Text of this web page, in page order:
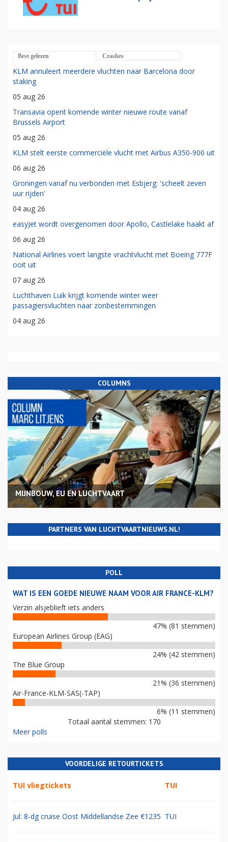
Best gelezen Crashes
KLM annuleert meerdere vluchten naar Barcelona door
staking
05 aug 26
Transavia opent komende winter nieuwe route vanaf
Brussels Airport
05 aug 26
KLM stelt eerste commerciële vlucht met Airbus A350-900 uit
06 aug 26
Groningen vanaf nu verbonden met Esbjerg: 'scheelt zeven
uur rijden'
04 aug 26
easyJet wordt overgenomen door Apollo, Castlelake haakt af
06 aug 26
National Airlines voert langste vrachtvlucht met Boeing 777F
ooit uit
07 aug 26
Luchthaven Luik krijgt komende winter weer
passagiersvluchten naar zonbestemmingen
04 aug 26
COLUMNS
MIJNBOUW, EU EN LUCHTVAART
PARTNERS VAN LUCHTVAARTNIEUWS.NL!
POLL
WAT IS EEN GOEDE NIEUWE NAAM VOOR AIR FRANCE-KLM?
Verzin alsjeblieft iets anders
47% (81 stemmen)
European Airlines Group (EAG)
24% (42 stemmen)
The Blue Group
21% (36 stemmen)
Air-France-KLM-SAS(-TAP)
6% (11 stemmen)
Totaal aantal stemmen: 170
Meer polls
VOORDELIGE RETOURTICKETS
TUI vliegtickets TUI
Jul: 8-dg cruise Oost Middellandse Zee €1235 TUI